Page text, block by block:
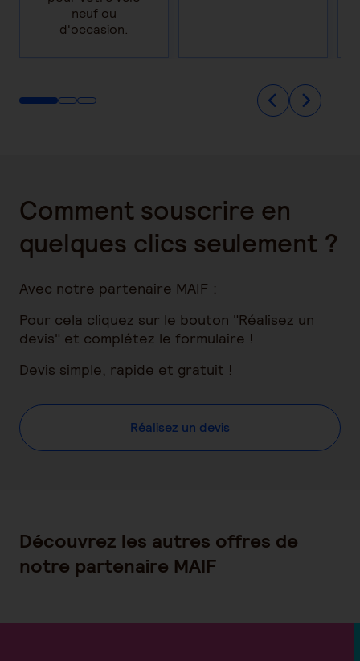
neuf ou
d'occasion.
Comment souscrire en
quelques clics seulement ?
Avec notre partenaire MAIF :
Pour cela cliquez sur le bouton "Réalisez un
devis" et complétez le formulaire !
Devis simple, rapide et gratuit !
Réalisez un devis
Découvrez les autres offres de
notre partenaire MAIF